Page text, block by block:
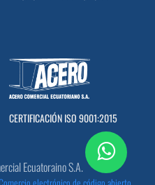
CERTIFICACIÓN ISO 9001:2015
Ecuatoraino S.A.